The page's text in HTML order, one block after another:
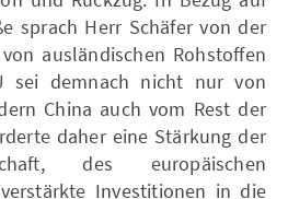
sprach Herr Schäfer von der
ausländischen Rohstoffen
sei demnach nicht nur von
China auch vom Rest der
daher eine Stärkung der
des europäischen
Investitionen in die